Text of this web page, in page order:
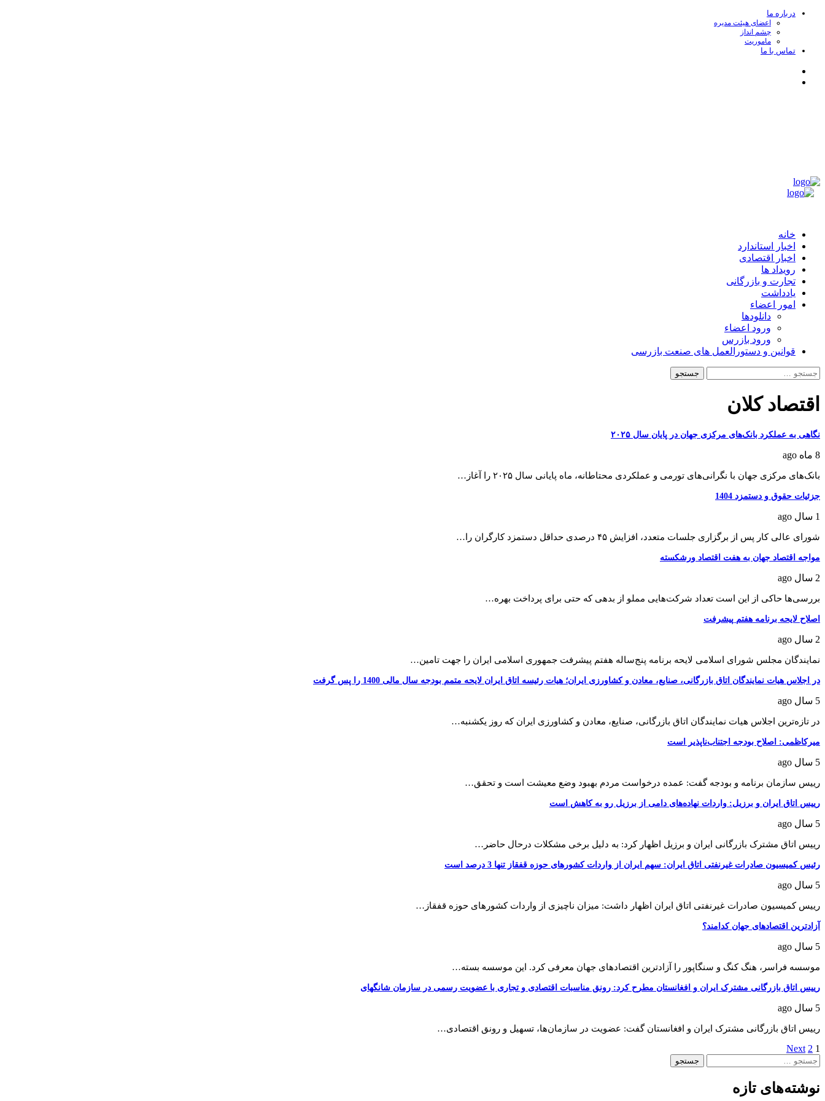
پرش
درباره ما
اعضای هیئت مدیره
چشم انداز
ماموریت
تماس با ما
منوی
خانه
اخبار استاندارد
اخبار اقتصادی
رویداد ها
تجارت و بازرگانی
یادداشت
امور اعضاء
دانلودها
ورود اعضاء
ورود بازرس
قوانین و دستورالعمل های صنعت بازرسی
جستجو
اقتصاد کلان
نگاهی به عملکرد بانک‌های مرکزی جهان در پایان سال ۲۰۲۵
8 ماه ago
بانک‌های مرکزی جهان با نگرانی‌های تورمی و عملکردی محتاطانه، ماه پایانی سال ۲۰۲۵ را آغاز…
جزئیات حقوق و دستمزد 1404
1 سال ago
شورای عالی کار پس از برگزاری جلسات متعدد، افزایش ۴۵ درصدی حداقل دستمزد کارگران را…
مواجه اقتصاد جهان به هفت اقتصاد ورشکسته
2 سال ago
بررسی‌ها حاکی از این است تعداد شرکت‌هایی مملو از بدهی که حتی برای پرداخت بهره…
اصلاح لایحه برنامه هفتم پیشرفت
2 سال ago
نمایندگان مجلس شورای اسلامی لایحه برنامه پنج‌ساله هفتم پیشرفت جمهوری اسلامی ایران را جهت تامین…
در اجلاس هیات نمایندگان اتاق بازرگانی، صنایع، معادن و کشاورزی ایران؛ هیات رئیسه اتاق ایران لایحه متمم بودجه سال مالی 1400 را پس گرفت
5 سال ago
در تازه‌ترین اجلاس هیات نمایندگان اتاق بازرگانی، صنایع، معادن و کشاورزی ایران که روز یکشنبه…
میرکاظمی: اصلاح بودجه اجتناب‌ناپذیر است
5 سال ago
رییس سازمان برنامه و بودجه گفت: عمده درخواست مردم بهبود وضع معیشت است و تحقق…
رییس اتاق ایران و برزیل: واردات نهاده‌های دامی از برزیل رو به کاهش است
5 سال ago
رییس اتاق مشترک بازرگانی ایران و برزیل اظهار کرد: به دلیل برخی مشکلات درحال حاضر…
رئیس کمیسیون صادرات غیرنفتی اتاق ایران: سهم ایران از واردات کشورهای حوزه قفقاز تنها 3 درصد است
5 سال ago
رییس کمیسیون صادرات غیرنفتی اتاق ایران اظهار داشت: میزان ناچیزی از واردات کشورهای حوزه قفقاز…
آزادترین اقتصادهای جهان کدامند؟
5 سال ago
موسسه فراسر، هنگ کنگ و سنگاپور را آزادترین اقتصادهای جهان معرفی کرد. این موسسه بسته…
رییس اتاق بازرگانی مشترک ایران و افغانستان مطرح کرد: رونق مناسبات اقتصادی و تجاری با عضویت رسمی در سازمان شانگهای
5 سال ago
رییس اتاق بازرگانی مشترک ایران و افغانستان گفت: عضویت در سازمان‌ها، تسهیل و رونق اقتصادی…
صفحه‌بندی
نوشته‌ها
1
2
Next
جستجو
نوشته‌های تازه